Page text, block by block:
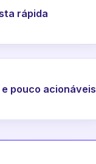
rápida
pouco acionáveis